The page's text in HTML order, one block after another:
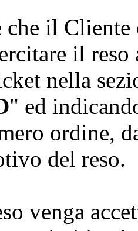
che il
il reso
nella
" ed
ordine,
del reso.
venga